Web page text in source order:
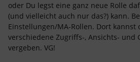
oder Du legst eine ganz neue Rolle
(und vielleicht auch nur das?) kann.
Einstellungen/MA-Rollen. Dort kannst
verschiedene Zugriffs-, Ansichts- und
vergeben. VG!